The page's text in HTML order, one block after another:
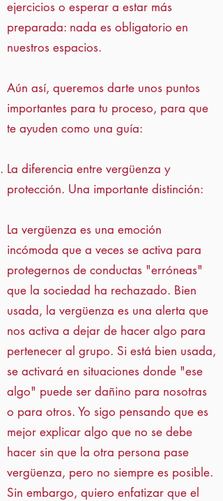
ejercicios o esperar a estar más
preparada: nada es obligatorio en
nuestros espacios.
Aún así, queremos darte unos puntos
importantes para tu proceso, para que
te ayuden como una guía:
La diferencia entre vergüenza y
protección. Una importante distinción:
La vergüenza es una emoción
incómoda que a veces se activa para
protegernos de conductas "erróneas"
que la sociedad ha rechazado. Bien
usada, la vergüenza es una alerta que
nos activa a dejar de hacer algo para
pertenecer al grupo. Si está bien usada,
se activará en situaciones donde "ese
algo" puede ser dañino para nosotras
o para otros. Yo sigo pensando que es
mejor explicar algo que no se debe
hacer sin que la otra persona pase
vergüenza, pero no siempre es posible.
Sin embargo, quiero enfatizar que el